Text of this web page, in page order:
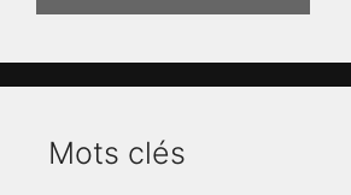
Mots clés